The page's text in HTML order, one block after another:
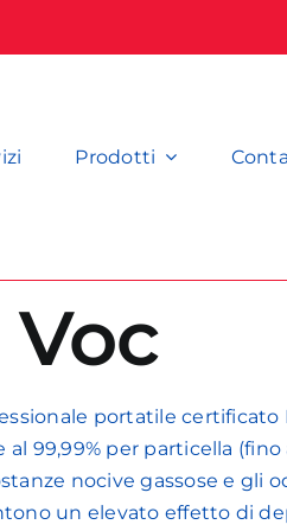
Prodotti
portatile certificato
al 99,99% per particella
nocive gassose e gli
un elevato effetto di